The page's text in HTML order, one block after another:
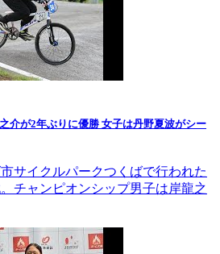
介が2年ぶりに優勝 女子は丹野夏波がシー
サイクルパークつくばで行われた
チャンピオンシップ男子は岸龍之